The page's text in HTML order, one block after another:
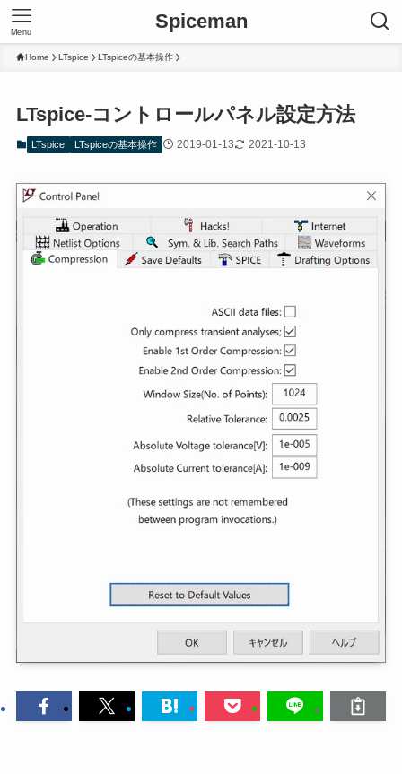
Spiceman
Menu
Home LTspice LTspiceの基本操作
LTspice-コントロールパネル設定方法
LTspice LTspiceの基本操作 2019-01-13 2021-10-13